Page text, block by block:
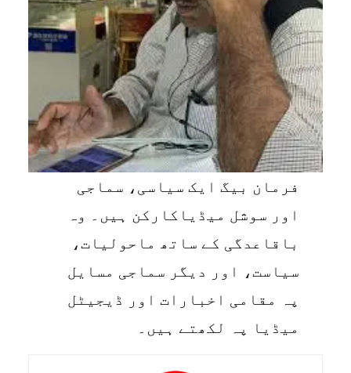
فرمان بیگ ایک سیاسی، سماجی
اور سوشل میڈیاکارکن ہیں۔ وہ
باقاعدگی کے ساتھ ماحولیات،
سیاست، اور دیگر سماجی مسایل
پہ مقامی اخبارات اور ڈیجیٹل
میڈیا پہ لکھتے ہیں۔